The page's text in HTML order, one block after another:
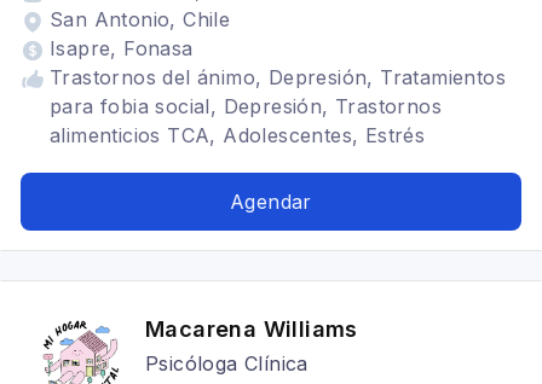
San Antonio, Chile
Isapre, Fonasa
Trastornos del ánimo, Depresión, Tratamientos
para fobia social, Depresión, Trastornos
alimenticios TCA, Adolescentes, Estrés
ansiedad, Adulto, Trastornos del ánimo
Agendar
Macarena Williams
Psicóloga Clínica